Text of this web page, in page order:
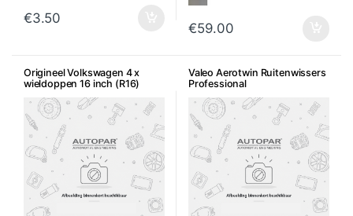
€3.50
€59.00
Origineel Volkswagen 4 x
wieldoppen 16 inch (R16)
Valeo Aerotwin Ruitenwissers
Professional